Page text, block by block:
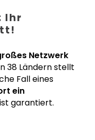
Ihr
Netzwerk
38 Ländern stellt
Fall eines
ein
garantiert.